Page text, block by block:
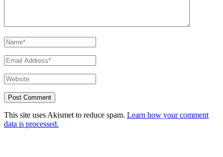
This site uses Akismet to reduce spam. Learn how your comment
data is processed.